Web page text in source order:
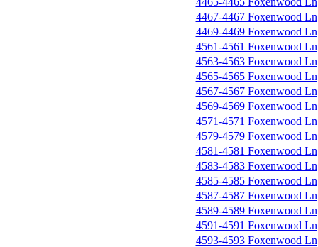
4467-4467 Foxenwood Ln
4469-4469 Foxenwood Ln
4561-4561 Foxenwood Ln
4563-4563 Foxenwood Ln
4565-4565 Foxenwood Ln
4567-4567 Foxenwood Ln
4569-4569 Foxenwood Ln
4571-4571 Foxenwood Ln
4579-4579 Foxenwood Ln
4581-4581 Foxenwood Ln
4583-4583 Foxenwood Ln
4585-4585 Foxenwood Ln
4587-4587 Foxenwood Ln
4589-4589 Foxenwood Ln
4591-4591 Foxenwood Ln
4593-4593 Foxenwood Ln